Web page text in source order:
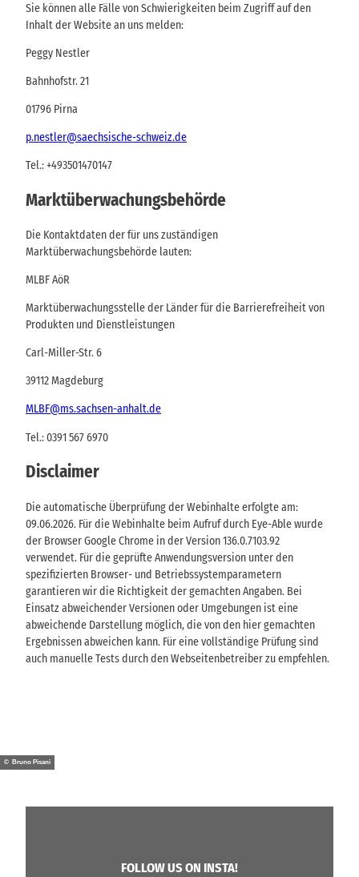
Sie können alle Fälle von Schwierigkeiten beim Zugriff auf den
Inhalt der Website an uns melden:
Peggy Nestler
Bahnhofstr. 21
01796 Pirna
p.nestler@saechsische-schweiz.de
Tel.: +493501470147
Marktüberwachungsbehörde
Die Kontaktdaten der für uns zuständigen
Marktüberwachungsbehörde lauten:
MLBF AöR
Marktüberwachungsstelle der Länder für die Barrierefreiheit von
Produkten und Dienstleistungen
Carl-Miller-Str. 6
39112 Magdeburg
MLBF@ms.sachsen-​anhalt.de
Tel.: 0391 567 6970
Disclaimer
Die automatische Überprüfung der Webinhalte erfolgte am:
09.06.2026. Für die Webinhalte beim Aufruf durch Eye-Able wurde
der Browser Google Chrome in der Version 136.0.7103.92
verwendet. Für die geprüfte Anwendungsversion unter den
spezifizierten Browser- und Betriebssystemparametern
garantieren wir die Richtigkeit der gemachten Angaben. Bei
Einsatz abweichender Versionen oder Umgebungen ist eine
abweichende Darstellung möglich, die von den hier gemachten
Ergebnissen abweichen kann. Für eine vollständige Prüfung sind
auch manuelle Tests durch den Webseitenbetreiber zu empfehlen.
© Bruno Pisani
FOLLOW US ON INSTA!